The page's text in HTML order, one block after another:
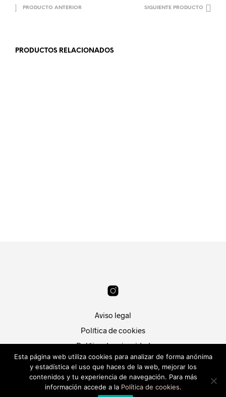
PRODUCTO ANTERIOR SIGUIENTE PRODUCTO
PRODUCTOS RELACIONADOS
Aviso legal
Política de cookies
Política de privacidad
Condiciones de compra
Desarrollado porPiwity.es
Patri Segura
Hola, ¿En que puedo
ayudarte?
Esta página web utiliza cookies para analizar de forma anónima
y estadística el uso que haces de la web, mejorar los
contenidos y tu experiencia de navegación. Para más
información accede a la Política de cookies.